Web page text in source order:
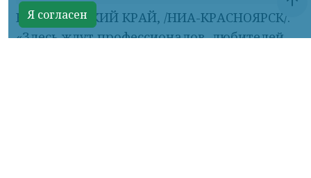
КРАСНОЯРСКИЙ КРАЙ, /НИА-КРАСНОЯРСК/.
«Здесь ждут профессионалов, любителей,
Я согласен